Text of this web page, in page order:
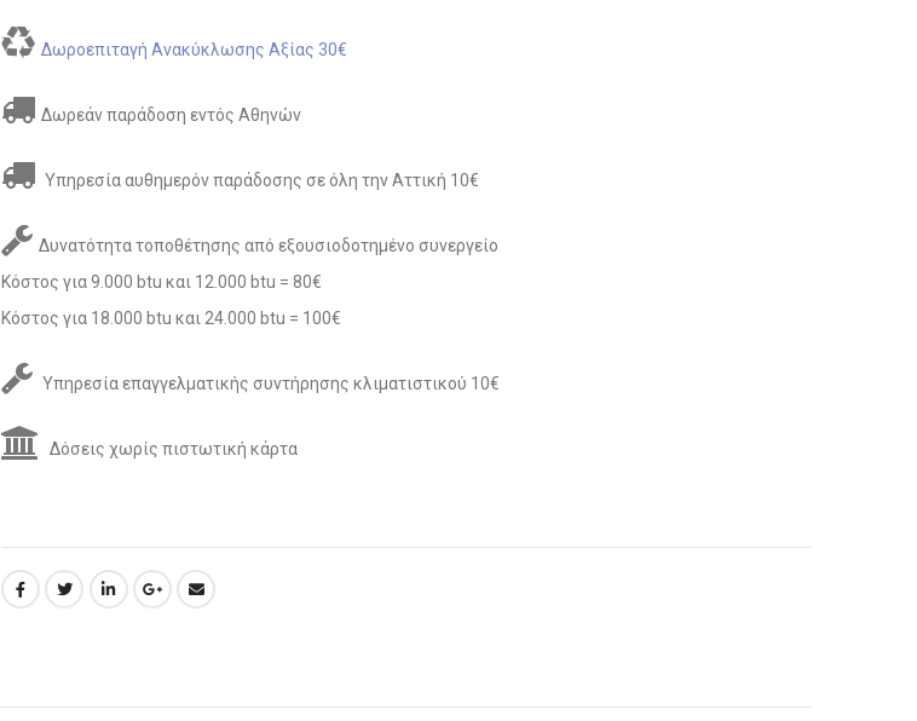
Δωροεπιταγή Ανακύκλωσης Αξίας 30€
Δωρεάν παράδοση εντός Αθηνών
Υπηρεσία αυθημερόν παράδοσης σε όλη την Αττική 10€
Δυνατότητα τοποθέτησης από εξουσιοδοτημένο συνεργείο
Κόστος για 9.000 btu και 12.000 btu = 80€
Κόστος για 18.000 btu και 24.000 btu = 100€
Υπηρεσία επαγγελματικής συντήρησης κλιματιστικού 10€
Δόσεις χωρίς πιστωτική κάρτα